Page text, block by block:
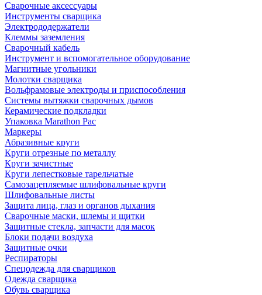
Сварочные аксессуары
Инструменты сварщика
Электрододержатели
Клеммы заземления
Сварочный кабель
Инструмент и вспомогательное оборудование
Магнитные угольники
Молотки сварщика
Вольфрамовые электроды и приспособления
Системы вытяжки сварочных дымов
Керамические подкладки
Упаковка Marathon Pac
Маркеры
Абразивные круги
Круги отрезные по металлу
Круги зачистные
Круги лепестковые тарельчатые
Самозацепляемые шлифовальные круги
Шлифовальные листы
Защита лица, глаз и органов дыхания
Сварочные маски, шлемы и щитки
Защитные стекла, запчасти для масок
Блоки подачи воздуха
Защитные очки
Респираторы
Спецодежда для сварщиков
Одежда сварщика
Обувь сварщика